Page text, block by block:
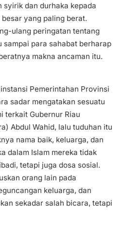
syirik dan durhaka kepada
yang paling berat.
ulang peringatan tentang
sampai para sahabat berharap
makna ancaman itu.
Pemerintahan Provinsi
sadar mengatakan sesuatu
terkait Gubernur Riau
Abdul Wahid, lalu tuduhan itu
nama baik, keluarga, dan
dalam Islam mereka tidak
tetapi juga dosa sosial.
orang lain pada
keluarga, dan
sekadar salah bicara, tetapi